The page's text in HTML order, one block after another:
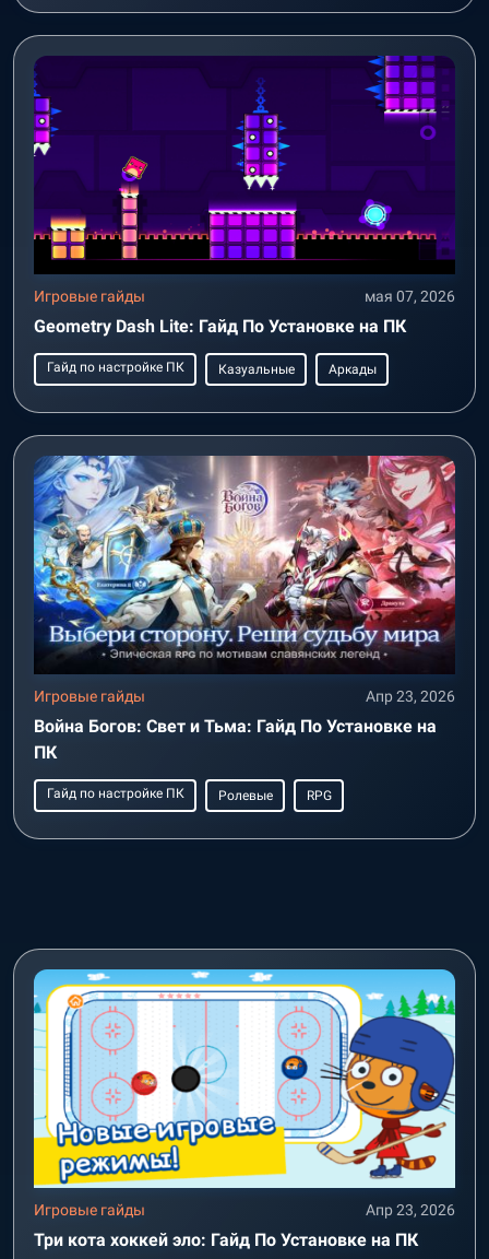
Игровые гайды мая 07, 2026
Geometry Dash Lite: Гайд По Установке на ПК
Гайд по настройке ПК Казуальные Аркады
Игровые гайды Апр 23, 2026
Война Богов: Свет и Тьма: Гайд По Установке на
ПК
Гайд по настройке ПК Ролевые RPG
Игровые гайды Апр 23, 2026
Три кота хоккей эло: Гайд По Установке на ПК